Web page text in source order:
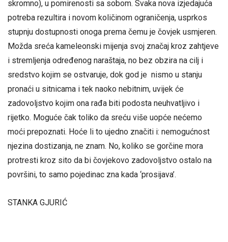
skromno), u pomirenosti sa sobom. Svaka nova izjedajuća
potreba rezultira i novom količinom ograničenja, usprkos
stupnju dostupnosti onoga prema čemu je čovjek usmjeren.
Možda sreća kameleonski mijenja svoj značaj kroz zahtjeve
i stremljenja određenog naraštaja, no bez obzira na cilj i
sredstvo kojim se ostvaruje, dok god je nismo u stanju
pronaći u sitnicama i tek naoko nebitnim, uvijek će
zadovoljstvo kojim ona rađa biti podosta neuhvatljivo i
rijetko. Moguće čak toliko da sreću više uopće nećemo
moći prepoznati. Hoće li to ujedno značiti i: nemogućnost
njezina dostizanja, ne znam. No, koliko se gorčine mora
protresti kroz sito da bi čovjekovo zadovoljstvo ostalo na
površini, to samo pojedinac zna kada ‘prosijava’.
STANKA GJURIĆ